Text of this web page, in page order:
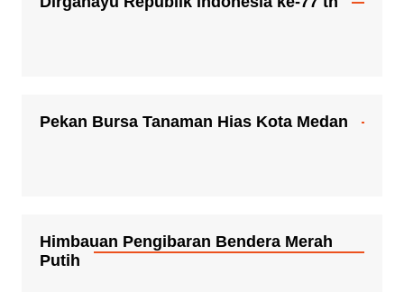
Pekan Bursa Tanaman Hias Kota Medan
Himbauan Pengibaran Bendera Merah
Putih